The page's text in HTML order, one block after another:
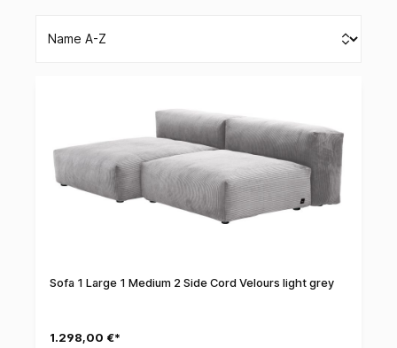
Sofa 1 Large 1 Medium 2 Side Cord Velours light grey
1.298,00 €*